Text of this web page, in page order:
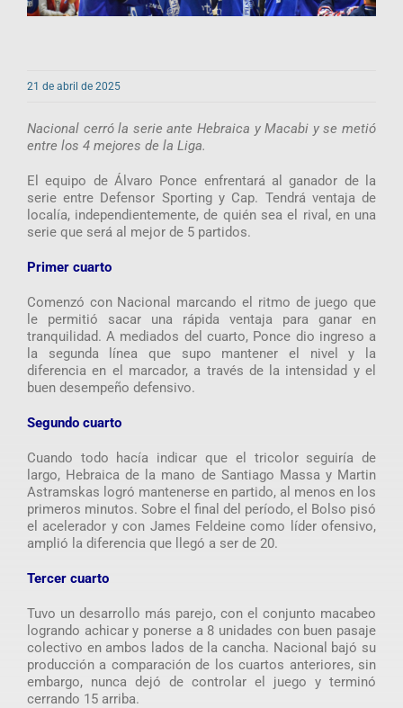
21 de abril de 2025
Nacional cerró la serie ante Hebraica y Macabi y se metió
entre los 4 mejores de la Liga.
El equipo de Álvaro Ponce enfrentará al ganador de la
serie entre Defensor Sporting y Cap. Tendrá ventaja de
localía, independientemente, de quién sea el rival, en una
serie que será al mejor de 5 partidos.
Primer cuarto
Comenzó con Nacional marcando el ritmo de juego que
le permitió sacar una rápida ventaja para ganar en
tranquilidad. A mediados del cuarto, Ponce dio ingreso a
la segunda línea que supo mantener el nivel y la
diferencia en el marcador, a través de la intensidad y el
buen desempeño defensivo.
Segundo cuarto
Cuando todo hacía indicar que el tricolor seguiría de
largo, Hebraica de la mano de Santiago Massa y Martin
Astramskas logró mantenerse en partido, al menos en los
primeros minutos. Sobre el final del período, el Bolso pisó
el acelerador y con James Feldeine como líder ofensivo,
amplió la diferencia que llegó a ser de 20.
Tercer cuarto
Tuvo un desarrollo más parejo, con el conjunto macabeo
logrando achicar y ponerse a 8 unidades con buen pasaje
colectivo en ambos lados de la cancha. Nacional bajó su
producción a comparación de los cuartos anteriores, sin
embargo, nunca dejó de controlar el juego y terminó
cerrando 15 arriba.